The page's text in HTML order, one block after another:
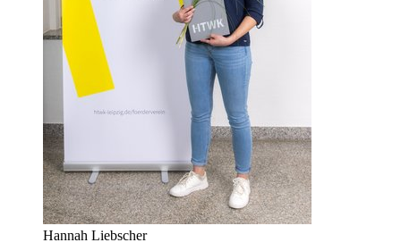
Hannah Liebscher